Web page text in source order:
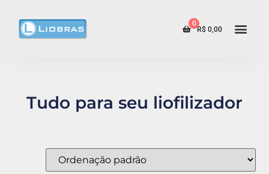
0
R$ 0,00
Tudo para seu liofilizador